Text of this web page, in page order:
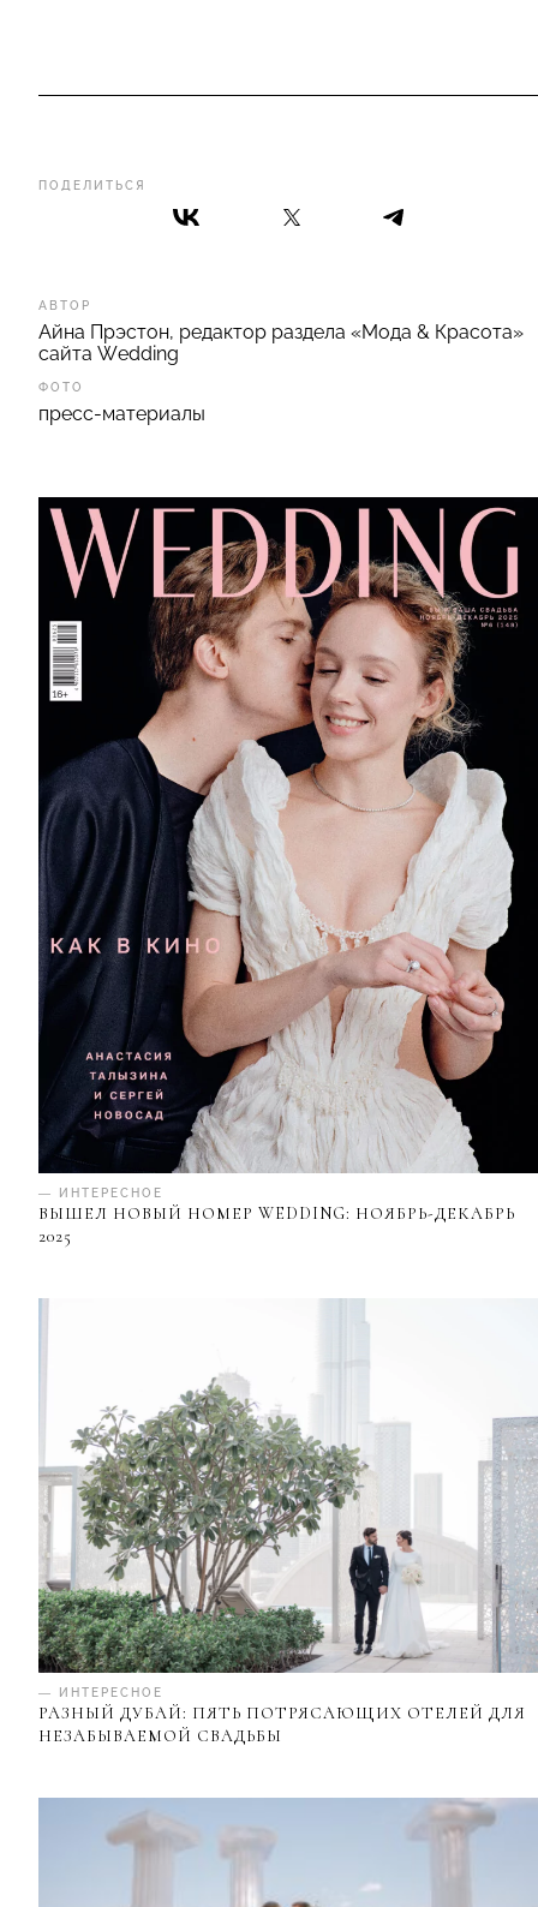
ПОДЕЛИТЬСЯ
АВТОР
Айна Прэстон, редактор раздела «Мода & Красота»
сайта Wedding
ФОТО
пресс-материалы
— ИНТЕРЕСНОЕ
ВЫШЕЛ НОВЫЙ НОМЕР WEDDING: НОЯБРЬ-ДЕКАБРЬ
2025
— ИНТЕРЕСНОЕ
РАЗНЫЙ ДУБАЙ: ПЯТЬ ПОТРЯСАЮЩИХ ОТЕЛЕЙ ДЛЯ
НЕЗАБЫВАЕМОЙ СВАДЬБЫ